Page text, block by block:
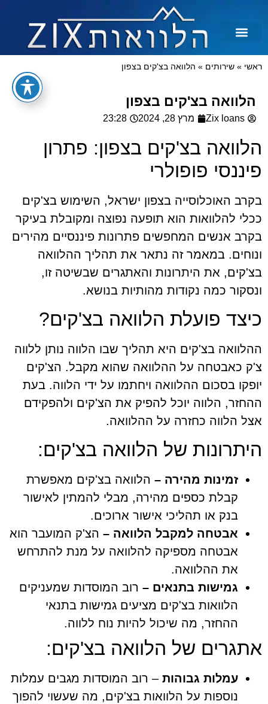
ראשי » שירותים » הלוואה בצ'קים בצפון
הלוואה בצ'קים בצפון
Zix loans מרץ 28, 2024 23:28
הלוואה בצ'קים בצפון: פתרון
פיננסי פופולרי
בקרב האוכלוסייה בצפון ישראל, השימוש בצ'קים
ככלי להלוואות הוא תופעה נפוצה ומקובלת בעיקר
בקרב אנשים המחפשים פתרונות פיננסיים מהירים
ונוחים. במאמר זה נתאר את תהליך ההלוואה
בצ'קים, את היתרונות והאתגרים שבשיטה זו,
ונסקור כמה נקודות מהותיות בנושא.
כיצד פועלת הלוואה בצ'קים?
ההלוואה בצ'קים היא תהליך שבו הלווה נותן ללווה
צ'ק כאבטחה על ההלוואה שהוא מקבל. הצ'קים
יופקו בסכום ההלוואה ויחתמו על ידי הלווה. בעת
ההחזר, הלווה יוכל להפיק את הצ'קים ולהפקידם
אצל הלווה כחזרה על ההלוואה.
היתרונות של הלוואה בצ'קים:
זמינות מהירה – הלוואה בצ'קים מאפשרת
קבלת כספים מהירה, מבלי להמתין לאישור
בנק או תהליכי אישור ארוכים.
אבטחה למקבל הלוואה – הצ'ק המועבר הוא
אבטחה מספיקה להלוואה על מנת להתרחש
את ההלוואה.
גמישות בתנאים – רוב המוסדות שמעניקים
הלוואות בצ'קים מציעים גמישות בתנאי
ההחזר, מה שיכול להיות נוח ללווה.
אתגרים של הלוואה בצ'קים:
עמלות גבוהות – רוב המוסדות מגבים עמלות
נוספות על הלוואות בצ'קים, מה שעשוי להפוך